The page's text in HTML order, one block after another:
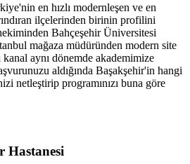
en hızlı modernleşen ve en
ilçelerinden birinin profilini
Bahçeşehir Üniversitesi
mağaza müdüründen modern site
aynı dönemde akademimize
aldığında Başakşehir'in hangi
netleştirip programınızı buna göre
Hastanesi